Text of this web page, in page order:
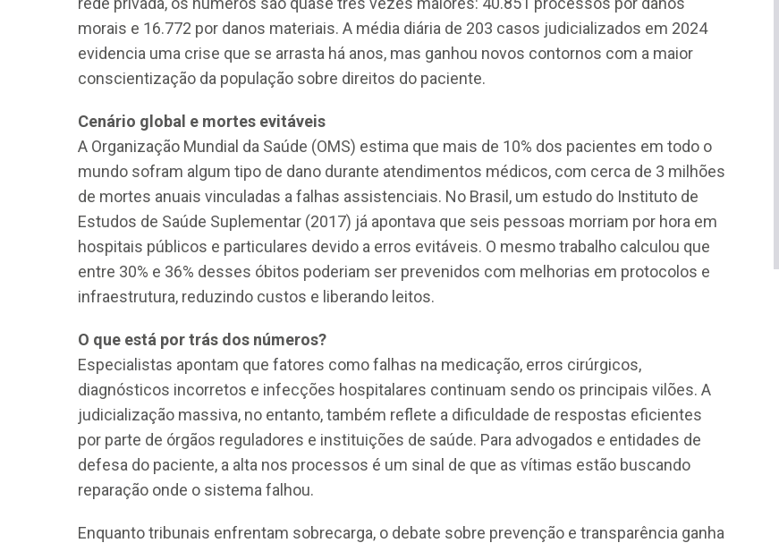
morais e 16.772 por danos materiais. A média diária de 203 casos judicializados em 2024
evidencia uma crise que se arrasta há anos, mas ganhou novos contornos com a maior
conscientização da população sobre direitos do paciente.
Cenário global e mortes evitáveis
A Organização Mundial da Saúde (OMS) estima que mais de 10% dos pacientes em todo o
mundo sofram algum tipo de dano durante atendimentos médicos, com cerca de 3 milhões
de mortes anuais vinculadas a falhas assistenciais. No Brasil, um estudo do Instituto de
Estudos de Saúde Suplementar (2017) já apontava que seis pessoas morriam por hora em
hospitais públicos e particulares devido a erros evitáveis. O mesmo trabalho calculou que
entre 30% e 36% desses óbitos poderiam ser prevenidos com melhorias em protocolos e
infraestrutura, reduzindo custos e liberando leitos.
O que está por trás dos números?
Especialistas apontam que fatores como falhas na medicação, erros cirúrgicos,
diagnósticos incorretos e infecções hospitalares continuam sendo os principais vilões. A
judicialização massiva, no entanto, também reflete a dificuldade de respostas eficientes
por parte de órgãos reguladores e instituições de saúde. Para advogados e entidades de
defesa do paciente, a alta nos processos é um sinal de que as vítimas estão buscando
reparação onde o sistema falhou.
Enquanto tribunais enfrentam sobrecarga, o debate sobre prevenção e transparência ganha